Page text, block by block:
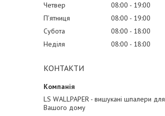
Четвер
08:00
19:00
Пʼятниця
08:00
19:00
Субота
08:00
18:00
Неділя
08:00 18:00
КОНТАКТИ
LS WALLPAPER - вишукані шпалери для
Вашого дому